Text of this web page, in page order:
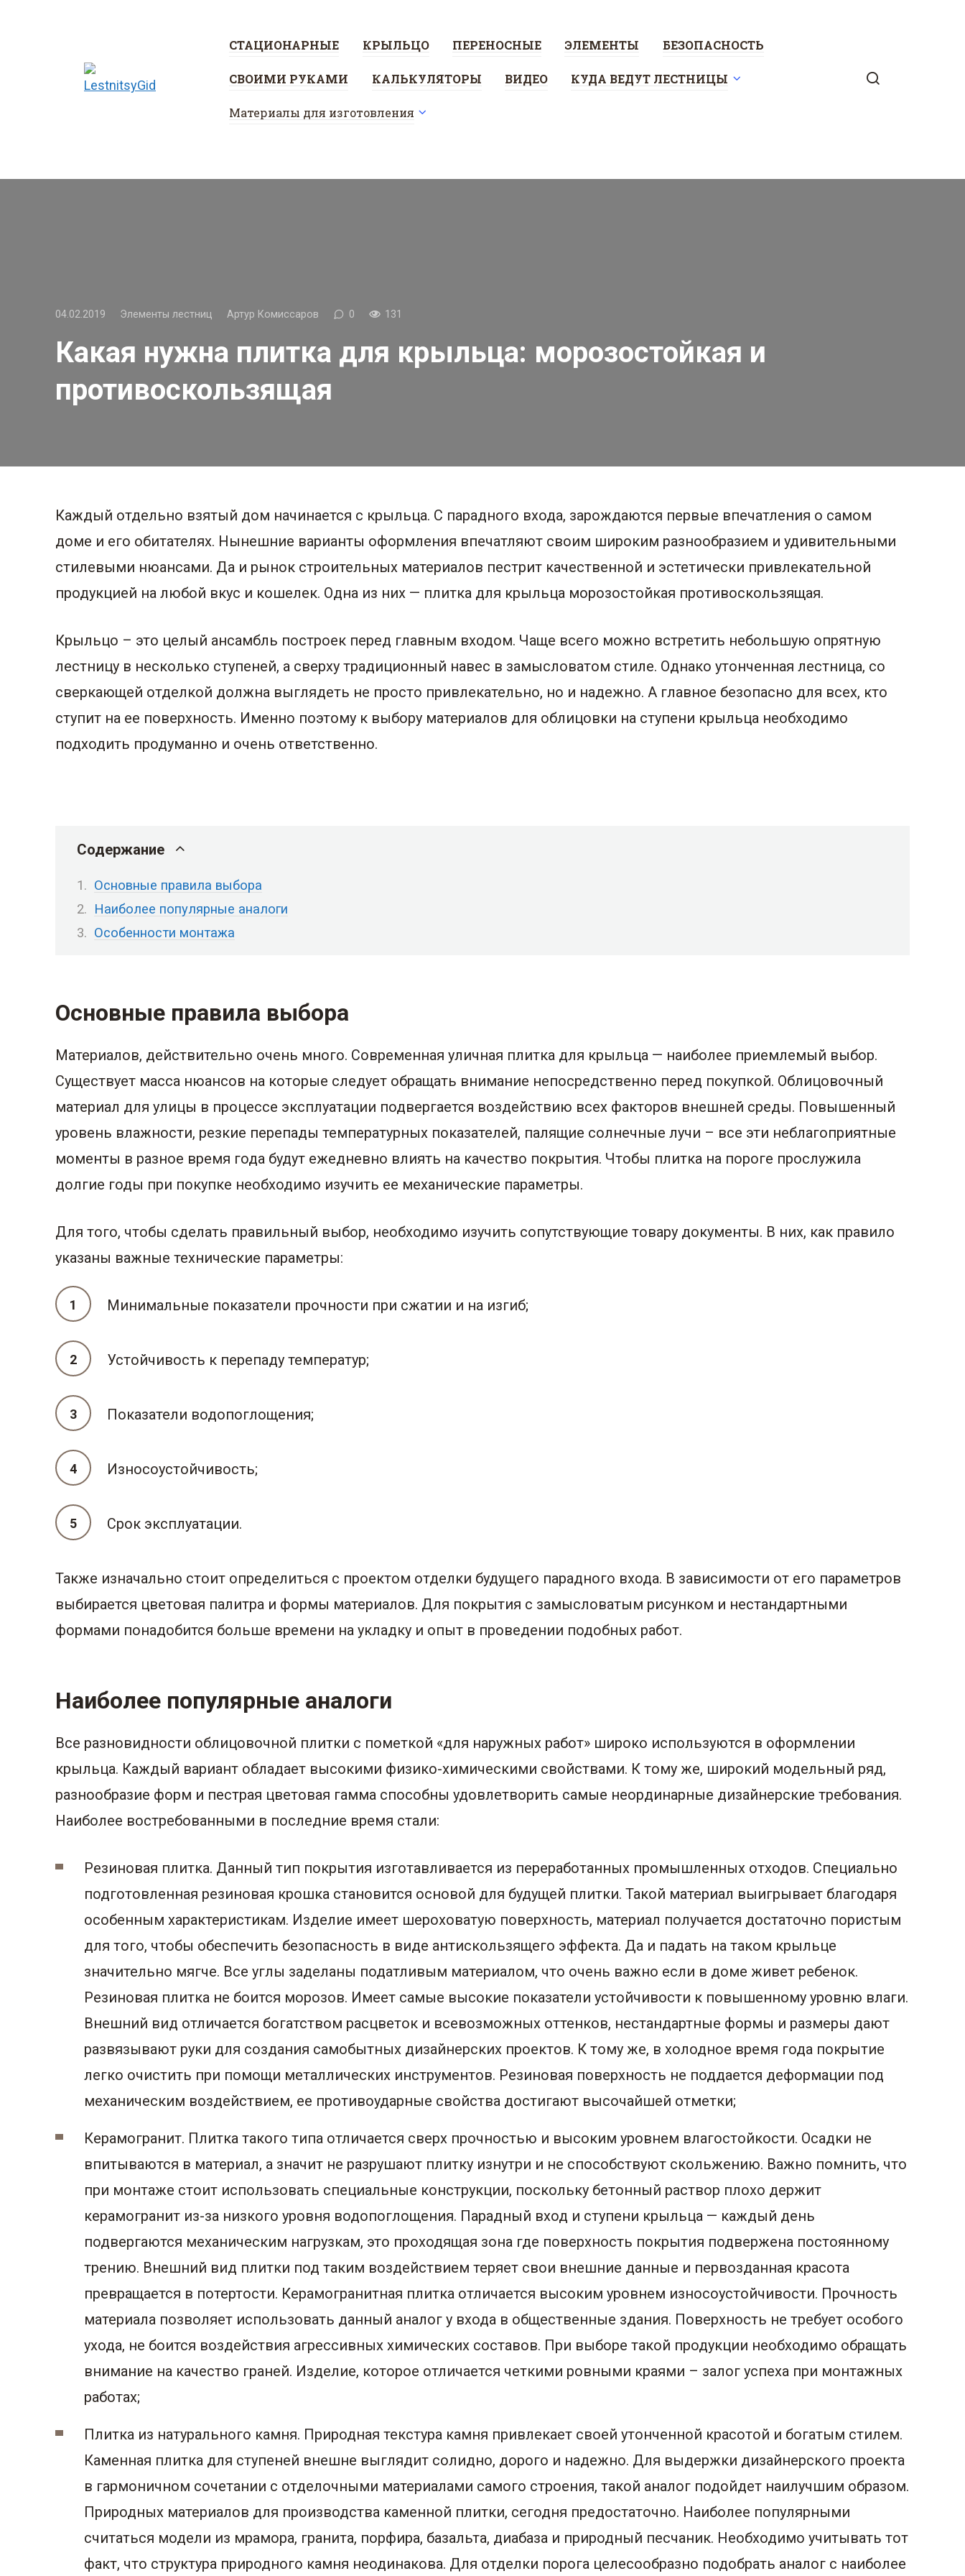
СТАЦИОНАРНЫЕ КРЫЛЬЦО ПЕРЕНОСНЫЕ ЭЛЕМЕНТЫ БЕЗОПАСНОСТЬ
СВОИМИ РУКАМИ КАЛЬКУЛЯТОРЫ ВИДЕО КУДА ВЕДУТ ЛЕСТНИЦЫ
Материалы для изготовления
04.02.2019 Элементы лестниц Артур Комиссаров 0 131
Какая нужна плитка для крыльца: морозостойкая и
противоскользящая
Каждый отдельно взятый дом начинается с крыльца. С парадного входа, зарождаются первые впечатления о самом
доме и его обитателях. Нынешние варианты оформления впечатляют своим широким разнообразием и удивительными
стилевыми нюансами. Да и рынок строительных материалов пестрит качественной и эстетически привлекательной
продукцией на любой вкус и кошелек. Одна из них — плитка для крыльца морозостойкая противоскользящая.
Крыльцо – это целый ансамбль построек перед главным входом. Чаще всего можно встретить небольшую опрятную
лестницу в несколько ступеней, а сверху традиционный навес в замысловатом стиле. Однако утонченная лестница, со
сверкающей отделкой должна выглядеть не просто привлекательно, но и надежно. А главное безопасно для всех, кто
ступит на ее поверхность. Именно поэтому к выбору материалов для облицовки на ступени крыльца необходимо
подходить продуманно и очень ответственно.
Содержание
Основные правила выбора
Наиболее популярные аналоги
Особенности монтажа
Основные правила выбора
Материалов, действительно очень много. Современная уличная плитка для крыльца — наиболее приемлемый выбор.
Существует масса нюансов на которые следует обращать внимание непосредственно перед покупкой. Облицовочный
материал для улицы в процессе эксплуатации подвергается воздействию всех факторов внешней среды. Повышенный
уровень влажности, резкие перепады температурных показателей, палящие солнечные лучи – все эти неблагоприятные
моменты в разное время года будут ежедневно влиять на качество покрытия. Чтобы плитка на пороге прослужила
долгие годы при покупке необходимо изучить ее механические параметры.
Для того, чтобы сделать правильный выбор, необходимо изучить сопутствующие товару документы. В них, как правило
указаны важные технические параметры:
Минимальные показатели прочности при сжатии и на изгиб;
Устойчивость к перепаду температур;
Показатели водопоглощения;
Износоустойчивость;
Срок эксплуатации.
Также изначально стоит определиться с проектом отделки будущего парадного входа. В зависимости от его параметров
выбирается цветовая палитра и формы материалов. Для покрытия с замысловатым рисунком и нестандартными
формами понадобится больше времени на укладку и опыт в проведении подобных работ.
Наиболее популярные аналоги
Все разновидности облицовочной плитки с пометкой «для наружных работ» широко используются в оформлении
крыльца. Каждый вариант обладает высокими физико-химическими свойствами. К тому же, широкий модельный ряд,
разнообразие форм и пестрая цветовая гамма способны удовлетворить самые неординарные дизайнерские требования.
Наиболее востребованными в последние время стали:
Резиновая плитка. Данный тип покрытия изготавливается из переработанных промышленных отходов. Специально
подготовленная резиновая крошка становится основой для будущей плитки. Такой материал выигрывает благодаря
особенным характеристикам. Изделие имеет шероховатую поверхность, материал получается достаточно пористым
для того, чтобы обеспечить безопасность в виде антискользящего эффекта. Да и падать на таком крыльце
значительно мягче. Все углы заделаны податливым материалом, что очень важно если в доме живет ребенок.
Резиновая плитка не боится морозов. Имеет самые высокие показатели устойчивости к повышенному уровню влаги.
Внешний вид отличается богатством расцветок и всевозможных оттенков, нестандартные формы и размеры дают
развязывают руки для создания самобытных дизайнерских проектов. К тому же, в холодное время года покрытие
легко очистить при помощи металлических инструментов. Резиновая поверхность не поддается деформации под
механическим воздействием, ее противоударные свойства достигают высочайшей отметки;
Керамогранит. Плитка такого типа отличается сверх прочностью и высоким уровнем влагостойкости. Осадки не
впитываются в материал, а значит не разрушают плитку изнутри и не способствуют скольжению. Важно помнить, что
при монтаже стоит использовать специальные конструкции, поскольку бетонный раствор плохо держит
керамогранит из-за низкого уровня водопоглощения. Парадный вход и ступени крыльца — каждый день
подвергаются механическим нагрузкам, это проходящая зона где поверхность покрытия подвержена постоянному
трению. Внешний вид плитки под таким воздействием теряет свои внешние данные и первозданная красота
превращается в потертости. Керамогранитная плитка отличается высоким уровнем износоустойчивости. Прочность
материала позволяет использовать данный аналог у входа в общественные здания. Поверхность не требует особого
ухода, не боится воздействия агрессивных химических составов. При выборе такой продукции необходимо обращать
внимание на качество граней. Изделие, которое отличается четкими ровными краями – залог успеха при монтажных
работах;
Плитка из натурального камня. Природная текстура камня привлекает своей утонченной красотой и богатым стилем.
Каменная плитка для ступеней внешне выглядит солидно, дорого и надежно. Для выдержки дизайнерского проекта
в гармоничном сочетании с отделочными материалами самого строения, такой аналог подойдет наилучшим образом.
Природных материалов для производства каменной плитки, сегодня предостаточно. Наиболее популярными
считаться модели из мрамора, гранита, порфира, базальта, диабаза и природный песчаник. Необходимо учитывать тот
факт, что структура природного камня неодинакова. Для отделки порога целесообразно подобрать аналог с наиболее